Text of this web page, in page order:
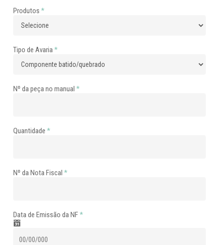
Produtos *
Tipo de Avaria*
Nº da peça no manual *
Quantidade *
Nº da Nota Fiscal *
Data de Emissão da NF*